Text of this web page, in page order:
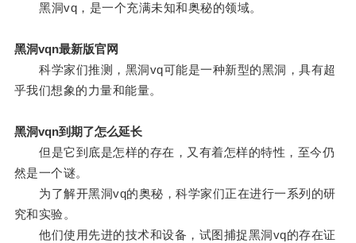
黑洞vq，是一个充满未知和奥秘的领域。
黑洞vqn最新版官网
科学家们推测，黑洞vq可能是一种新型的黑洞，具有超
乎我们想象的力量和能量。
黑洞vqn到期了怎么延长
但是它到底是怎样的存在，又有着怎样的特性，至今仍
然是一个谜。
为了解开黑洞vq的奥秘，科学家们正在进行一系列的研
究和实验。
他们使用先进的技术和设备，试图捕捉黑洞vq的存在证